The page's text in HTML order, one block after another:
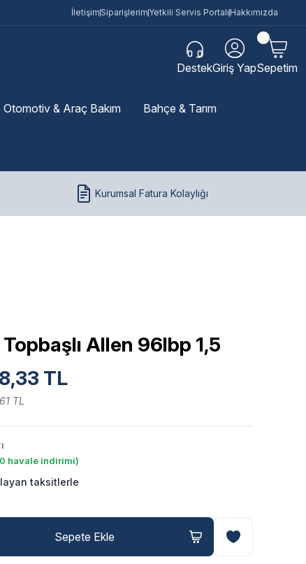
İletişimSiparişlerim Yetkili Servis Portalı Hakkımızda
DestekGiriş YapSepetim
Otomotiv & Araç Bakım Bahçe & Tarım
Kurumsal Fatura Kolaylığı
Allen 96lbp 1,5
TL
TL
havale indirimi)
taksitlerle
Sepete Ekle